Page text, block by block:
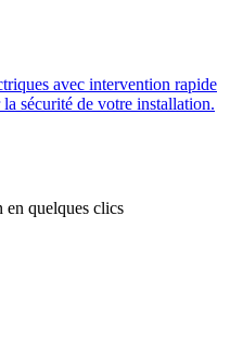
avec intervention rapide
sécurité de votre installation.
quelques clics